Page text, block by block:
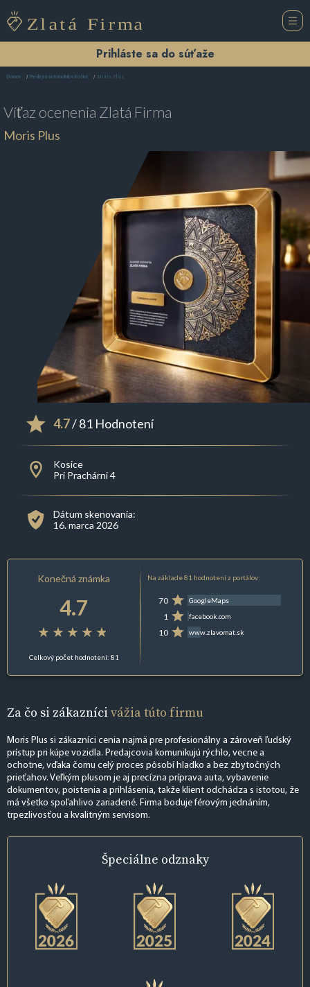
Prihláste sa do súťaže
Domov Predajca automobilov Košice Moris Plus
Víťaz ocenenia Zlatá Firma
Moris Plus
4.7/ 81 Hodnotení
Kosice
Pri Prachárni 4
Dátum skenovania:
16. marca 2026
Konečná známka
4.7
Celkový počet hodnotení: 81
Na základe 81 hodnotení z portálov:
70 GoogleMaps
1 facebook.com
10 www.zlavomat.sk
Za čo si zákazníci vážia túto firmu
Moris Plus si zákazníci cenia najmä pre profesionálny a zároveň ľudský
prístup pri kúpe vozidla. Predajcovia komunikujú rýchlo, vecne a
ochotne, vďaka čomu celý proces pôsobí hladko a bez zbytočných
prieťahov. Veľkým plusom je aj precízna príprava auta, vybavenie
dokumentov, poistenia a prihlásenia, takže klient odchádza s istotou, že
má všetko spoľahlivo zariadené. Firma boduje férovým jednáním,
trpezlivosťou a kvalitným servisom.
Špeciálne odznaky